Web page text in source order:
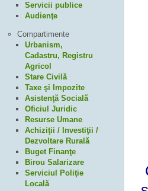
Servicii publice
Audienţe
Compartimente
Urbanism,
Cadastru, Registru
Agricol
Stare Civilă
Taxe şi Impozite
Asistenţă Socială
Oficiul Juridic
Resurse Umane
Achiziţii / Investiţii /
Dezvoltare Rurală
Buget Finanţe
Birou Salarizare
Serviciul Poliţie
Locală